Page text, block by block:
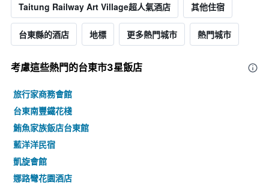
Taitung Railway Art Village超人氣酒店 其他住宿
台東縣的酒店 地標 更多熱門城市 熱門城市
考慮這些熱門的台東市3星​飯店
旅行家商務會館
台東南豐鐵花棧
鮪魚家族飯店台東館
藍洋洋民宿
凱旋會館
娜路彎花園酒店